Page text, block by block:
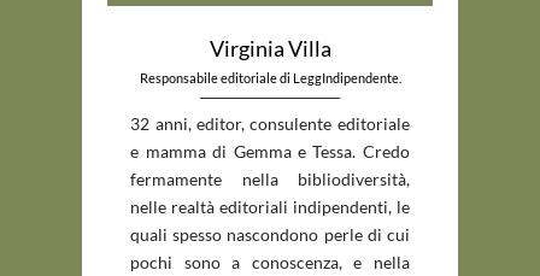
Virginia Villa
Responsabile editoriale di LeggIndipendente.
32 anni, editor, consulente editoriale
e mamma di Gemma e Tessa. Credo
fermamente nella bibliodiversità,
nelle realtà editoriali indipendenti, le
quali spesso nascondono perle di cui
pochi sono a conoscenza, e nella